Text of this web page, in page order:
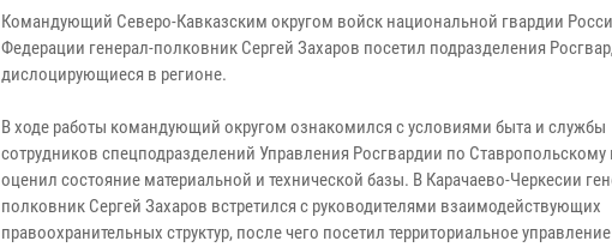
Командующий Северо-Кавказским округом войск национальной гвардии
Федерации генерал-полковник Сергей Захаров посетил подразделения
дислоцирующиеся в регионе.
В ходе работы командующий округом ознакомился с условиями быта и службы
сотрудников спецподразделений Управления Росгвардии по Ставропольскому
оценил состояние материальной и технической базы. В Карачаево-Черкесии
полковник Сергей Захаров встретился с руководителями взаимодействующих
правоохранительных структур, после чего посетил территориальное управление